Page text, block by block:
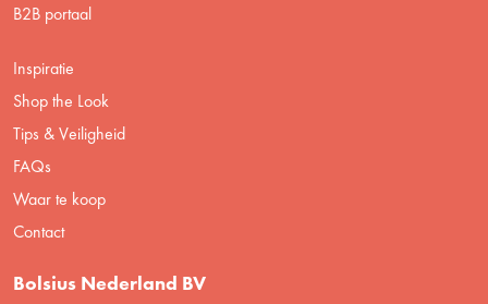
B2B portaal
Inspiratie
Shop the Look
Tips & Veiligheid
FAQs
Waar te koop
Contact
Bolsius Nederland BV